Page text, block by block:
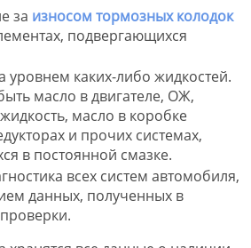
за износом тормозных колодок
подвергающихся
уровнем каких-либо жидкостей.
масло в двигателе, ОЖ,
масло в коробке
и прочих системах,
в постоянной смазке.
всех систем автомобиля,
данных, полученных в